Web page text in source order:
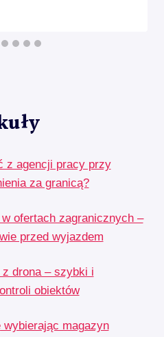
z agencji pracy przy
za granicą?
ofertach zagranicznych –
przed wyjazdem
z drona – szybki i
obiektów
magazyn